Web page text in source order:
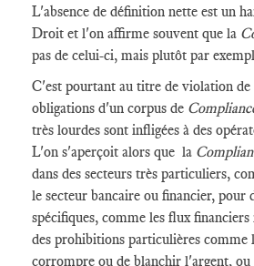
L'absence de définition nette est un
Droit et l'on affirme souvent que la
pas de celui-ci, mais plutôt par
C'est pourtant au titre de violation de
obligations d'un corpus de
très lourdes sont infligées à des
L'on s'aperçoit alors que la
dans des secteurs très particuliers,
le secteur bancaire ou financier, pour
spécifiques, comme les flux
des prohibitions particulières
corrompre ou de blanchir l'argent,